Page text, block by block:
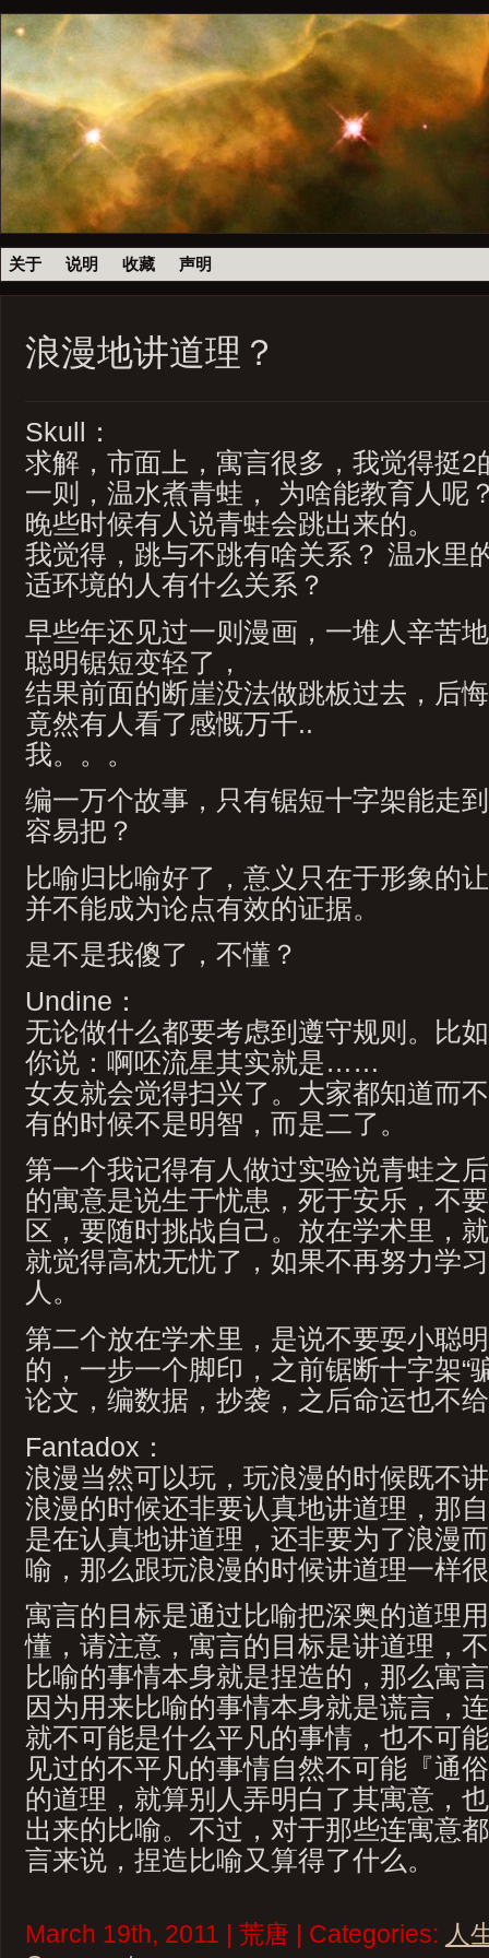
关于 说明 收藏 声明
浪漫地讲道理？
Skull：
求解，市面上，寓言很多，我觉得挺2
一则，温水煮青蛙， 为啥能教育人呢
晚些时候有人说青蛙会跳出来的。
我觉得，跳与不跳有啥关系？ 温水里
适环境的人有什么关系？
早些年还见过一则漫画，一堆人辛苦
聪明锯短变轻了，
结果前面的断崖没法做跳板过去，后
竟然有人看了感慨万千..
我。。。
编一万个故事，只有锯短十字架能走
容易把？
比喻归比喻好了，意义只在于形象的
并不能成为论点有效的证据。
是不是我傻了，不懂？
Undine：
无论做什么都要考虑到遵守规则。比
你说：啊呸流星其实就是……
女友就会觉得扫兴了。大家都知道而
有的时候不是明智，而是二了。
第一个我记得有人做过实验说青蛙之
的寓意是说生于忧患，死于安乐，不
区，要随时挑战自己。放在学术里，
就觉得高枕无忧了，如果不再努力学
人。
第二个放在学术里，是说不要耍小聪
的，一步一个脚印，之前锯断十字架“
论文，编数据，抄袭，之后命运也不
Fantadox：
浪漫当然可以玩，玩浪漫的时候既不
浪漫的时候还非要认真地讲道理，那
是在认真地讲道理，还非要为了浪漫
喻，那么跟玩浪漫的时候讲道理一样
寓言的目标是通过比喻把深奥的道理
懂，请注意，寓言的目标是讲道理，
比喻的事情本身就是捏造的，那么寓
因为用来比喻的事情本身就是谎言，
就不可能是什么平凡的事情，也不可
见过的不平凡的事情自然不可能『通
的道理，就算别人弄明白了其寓意，
出来的比喻。不过，对于那些连寓意
言来说，捏造比喻又算得了什么。
March 19th, 2011 | 荒唐 | Categories: 人